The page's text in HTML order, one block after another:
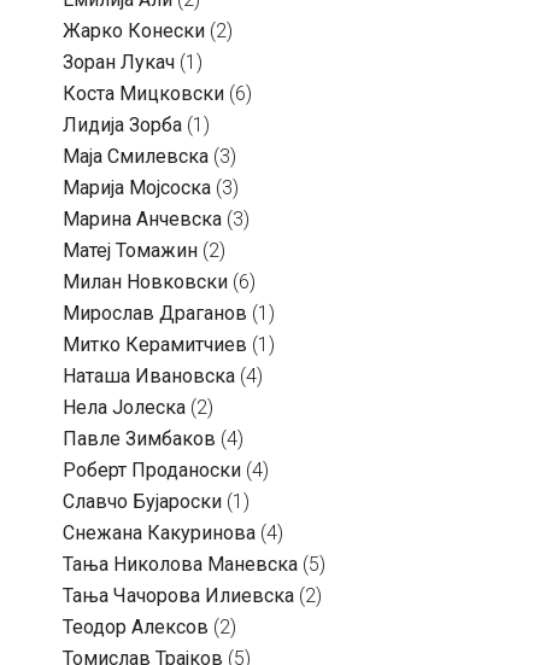
Жарко Конески (2)
Зоран Лукач (1)
Коста Мицковски (6)
Лидија Зорба (1)
Маја Смилевска (3)
Марија Мојсоска (3)
Марина Анчевска (3)
Матеј Томажин (2)
Милан Новковски (6)
Мирослав Драганов (1)
Митко Керамитчиев (1)
Наташа Ивановска (4)
Нела Јолеска (2)
Павле Зимбаков (4)
Роберт Проданоски (4)
Славчо Бујароски (1)
Снежана Какуринова (4)
Тања Николова Маневска (5)
Тања Чачорова Илиевска (2)
Теодор Алексов (2)
Томислав Трајков (5)